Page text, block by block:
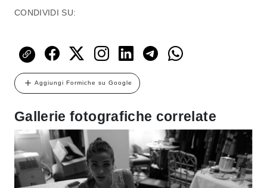
CONDIVIDI SU:
Aggiungi Formiche su Google
Gallerie fotografiche correlate